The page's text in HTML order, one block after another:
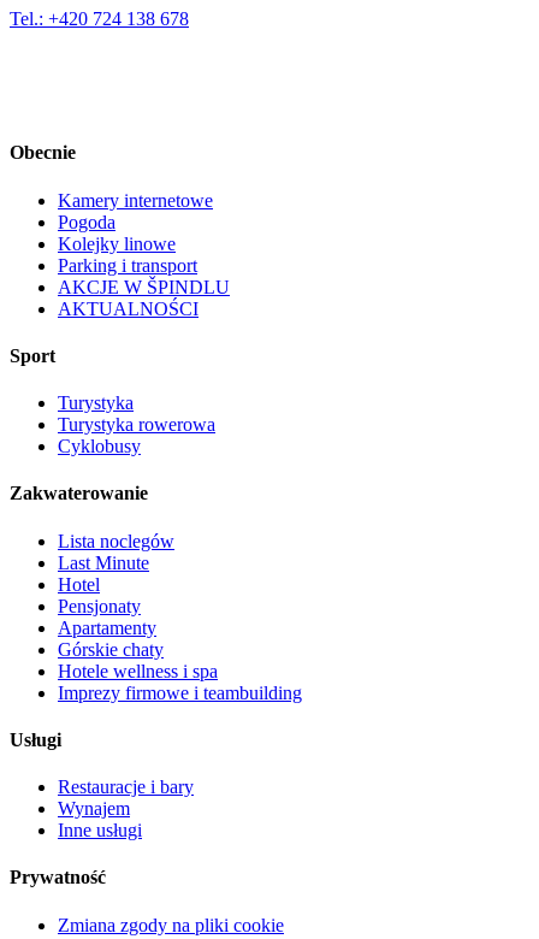
Tel.: +420 724 138 678
Obecnie
Kamery internetowe
Pogoda
Kolejky linowe
Parking i transport
AKCJE W ŠPINDLU
AKTUALNOŚCI
Sport
Turystyka
Turystyka rowerowa
Cyklobusy
Zakwaterowanie
Lista noclegów
Last Minute
Hotel
Pensjonaty
Apartamenty
Górskie chaty
Hotele wellness i spa
Imprezy firmowe i teambuilding
Usługi
Restauracje i bary
Wynajem
Inne usługi
Prywatność
Zmiana zgody na pliki cookie